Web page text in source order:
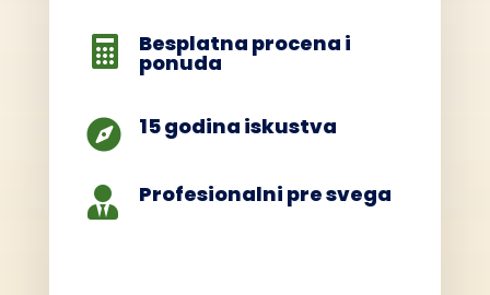
 Besplatna procena i
ponuda
 15 godina iskustva
 Profesionalni pre svega